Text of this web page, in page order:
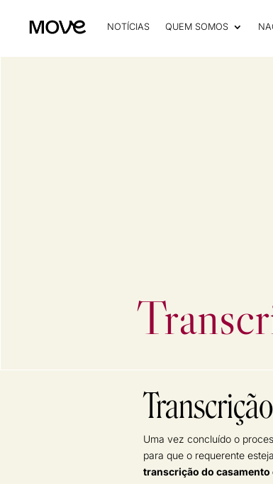
NOTÍCIAS QUEM SOMOS
Uma vez concluído o
para que o requerente
transcrição do casamento